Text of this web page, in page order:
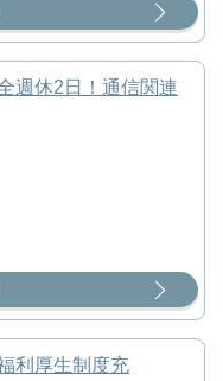
週休2日！通信関連
利厚生制度充